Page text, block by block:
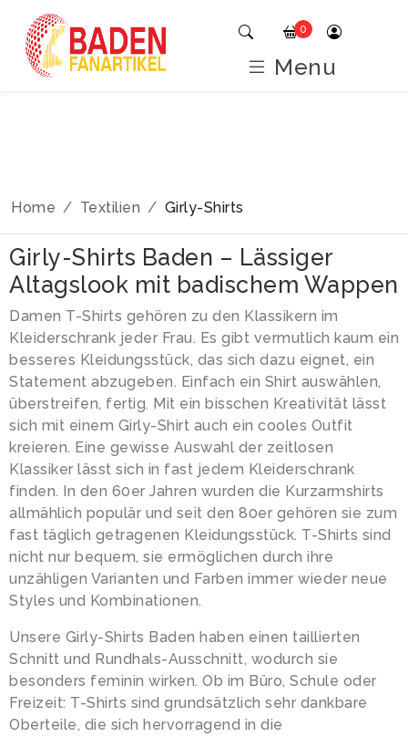
Home Textilien Girly-Shirts
Girly-Shirts Baden – Lässiger
Altagslook mit badischem Wappen
Damen T-Shirts gehören zu den Klassikern im
Kleiderschrank jeder Frau. Es gibt vermutlich kaum ein
besseres Kleidungsstück, das sich dazu eignet, ein
Statement abzugeben. Einfach ein Shirt auswählen,
überstreifen, fertig. Mit ein bisschen Kreativität lässt
sich mit einem Girly-Shirt auch ein cooles Outfit
kreieren. Eine gewisse Auswahl der zeitlosen
Klassiker lässt sich in fast jedem Kleiderschrank
finden. In den 60er Jahren wurden die Kurzarmshirts
allmählich populär und seit den 80er gehören sie zum
fast täglich getragenen Kleidungsstück. T-Shirts sind
nicht nur bequem, sie ermöglichen durch ihre
unzähligen Varianten und Farben immer wieder neue
Styles und Kombinationen.
Unsere Girly-Shirts Baden haben einen taillierten
Schnitt und Rundhals-Ausschnitt, wodurch sie
besonders feminin wirken. Ob im Büro, Schule oder
Freizeit: T-Shirts sind grundsätzlich sehr dankbare
Oberteile, die sich hervorragend in die
0
Menu